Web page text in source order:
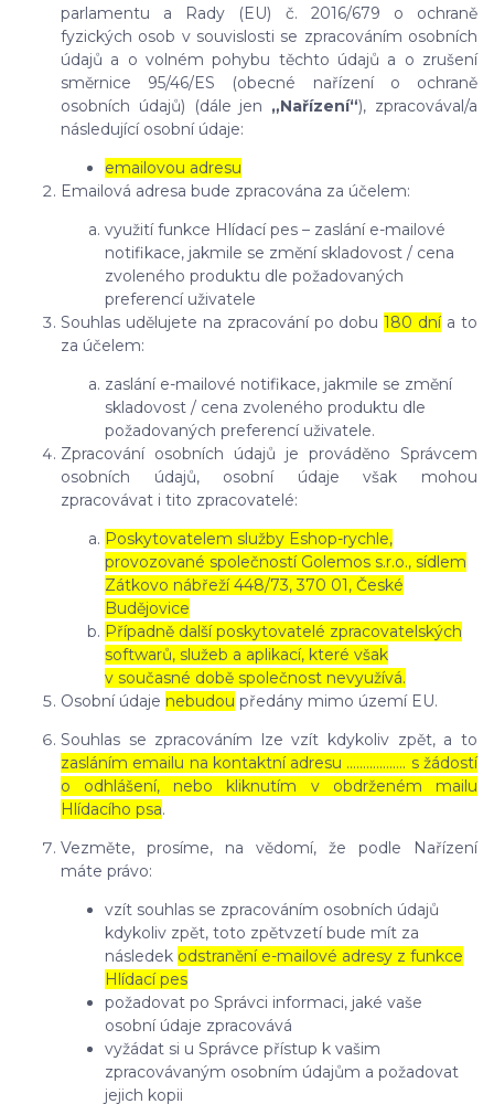
parlamentu a Rady (EU) č. 2016/679 o ochraně
fyzických osob v souvislosti se zpracováním osobních
údajů a o volném pohybu těchto údajů a o zrušení
směrnice 95/46/ES (obecné nařízení o ochraně
osobních údajů) (dále jen „Nařízení“), zpracovával/a
následující osobní údaje:
emailovou adresu
Emailová adresa bude zpracována za účelem:
využití funkce Hlídací pes – zaslání e-mailové
notifikace, jakmile se změní skladovost / cena
zvoleného produktu dle požadovaných
preferencí uživatele
Souhlas udělujete na zpracování po dobu180 dnía to
za účelem:
zaslání e-mailové notifikace, jakmile se změní
skladovost / cena zvoleného produktu dle
požadovaných preferencí uživatele.
Zpracování osobních údajů je prováděno Správcem
osobních údajů, osobní údaje však mohou
zpracovávat i tito zpracovatelé:
Poskytovatelem služby Eshop-rychle,
provozované společností Golemos s.r.o., sídlem
Zátkovo nábřeží 448/73, 370 01, České
Budějovice
Případně další poskytovatelé zpracovatelských
softwarů, služeb a aplikací, které však
v současné době společnost nevyužívá.
Osobní údaje nebudou předány mimo území EU.
Souhlas se zpracováním lze vzít kdykoliv zpět, a to
zasláním emailu na kontaktní adresu ..……………. s žádostí
o odhlášení, nebo kliknutím v obdrženém mailu
Hlídacího psa.
Vezměte, prosíme, na vědomí, že podle Nařízení
máte právo:
vzít souhlas se zpracováním osobních údajů
kdykoliv zpět, toto zpětvzetí bude mít za
následek odstranění e-mailové adresy z funkce
Hlídací pes
požadovat po Správci informaci, jaké vaše
osobní údaje zpracovává
vyžádat si u Správce přístup k vašim
zpracovávaným osobním údajům a požadovat
jejich kopii